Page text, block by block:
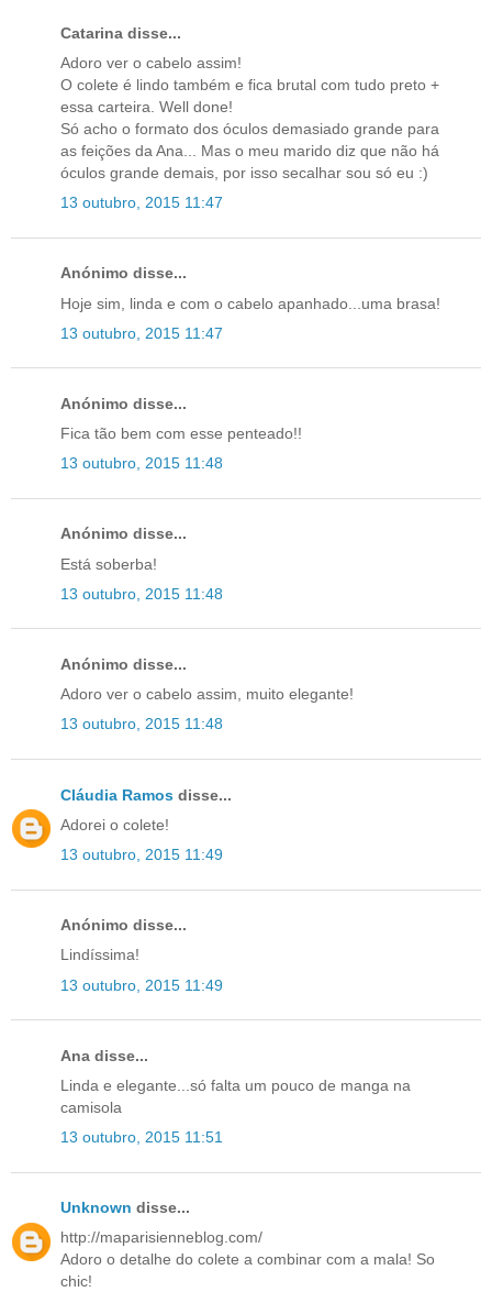
Catarina disse...
Adoro ver o cabelo assim!
O colete é lindo também e fica brutal com tudo preto +
essa carteira. Well done!
Só acho o formato dos óculos demasiado grande para
as feições da Ana... Mas o meu marido diz que não há
óculos grande demais, por isso secalhar sou só eu :)
13 outubro, 2015 11:47
Anónimo disse...
Hoje sim, linda e com o cabelo apanhado...uma brasa!
13 outubro, 2015 11:47
Anónimo disse...
Fica tão bem com esse penteado!!
13 outubro, 2015 11:48
Anónimo disse...
Está soberba!
13 outubro, 2015 11:48
Anónimo disse...
Adoro ver o cabelo assim, muito elegante!
13 outubro, 2015 11:48
Cláudia Ramos disse...
Adorei o colete!
13 outubro, 2015 11:49
Anónimo disse...
Lindíssima!
13 outubro, 2015 11:49
Ana disse...
Linda e elegante...só falta um pouco de manga na
camisola
13 outubro, 2015 11:51
Unknown disse...
http://maparisienneblog.com/
Adoro o detalhe do colete a combinar com a mala! So
chic!